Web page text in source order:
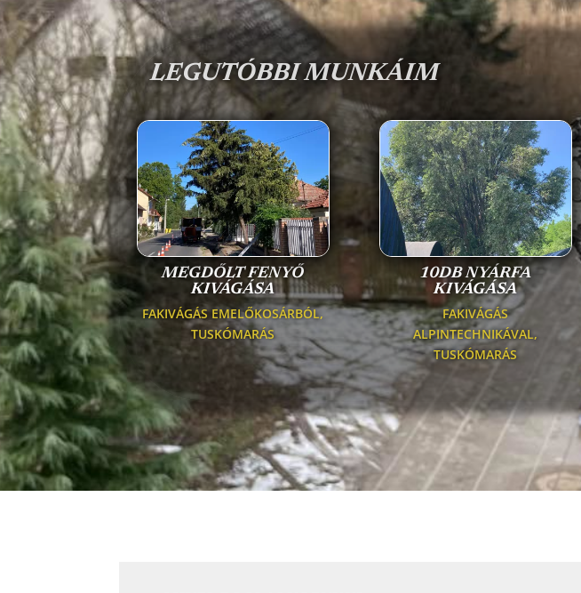
LEGUTÓBBI MUNKÁIM
MEGDŐLT FENYŐ
KIVÁGÁSA
FAKIVÁGÁS EMELŐKOSÁRBÓL,
TUSKÓMARÁS
10DB NYÁRFA
KIVÁGÁSA
FAKIVÁGÁS
ALPINTECHNIKÁVAL,
TUSKÓMARÁS